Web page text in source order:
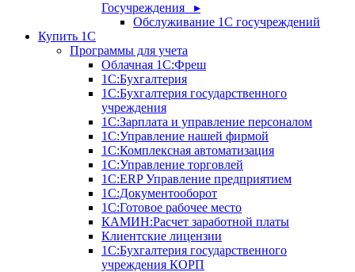
Госучреждения ▸
Обслуживание 1С госучреждений
Купить 1С
Программы для учета
Облачная 1С:Фреш
1С:Бухгалтерия
1С:Бухгалтерия государственного
учреждения
1С:Зарплата и управление персоналом
1С:Управление нашей фирмой
1С:Комплексная автоматизация
1С:Управление торговлей
1С:ERP Управление предприятием
1С:Документооборот
1C:Готовое рабочее место
КАМИН:Расчет заработной платы
Клиентские лицензии
1С:Бухгалтерия государственного
учреждения КОРП